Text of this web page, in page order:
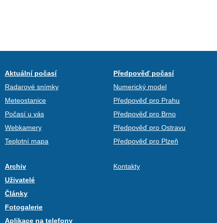
Aktuální počasí
Radarové snímky
Meteostanice
Počasí u vás
Webkamery
Teplotní mapa
Předpověď počasí
Numerický model
Předpověď pro Prahu
Předpověď pro Brno
Předpověď pro Ostravu
Předpověď pro Plzeň
Archiv
Uživatelé
Články
Fotogalerie
Aplikace na telefony
Kontakty